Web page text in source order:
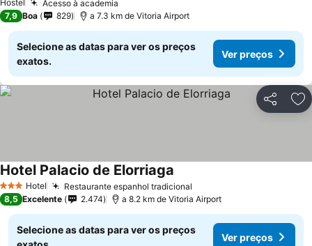
Hostel Acesso à academia
7,9 Boa 829 a 7.3 km de Vitoria Airport
Selecione as datas para ver os preços
exatos.
Ver preços
Partilhar
3 EstrelasHotel Restaurante espanhol tradicional
Hotel Palacio de Elorriaga
8,5 Excelente 2.474 a 8.2 km de Vitoria Airport
Selecione as datas para ver os preços
Ver preços